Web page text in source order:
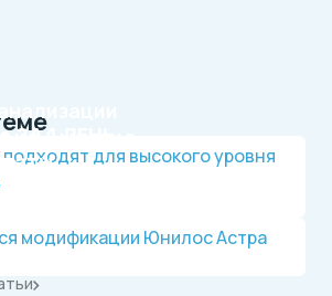
ЗА 1 ДЕНЬ
работаем по договору.
монтажа.
на 4 месяца
на монтаж канализации и
для высокого уровня
модификации Юнилос Астра